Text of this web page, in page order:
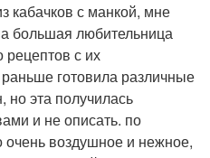
кабачков с манкой, мне
большая любительница
рецептов с их
готовила различные
но эта получилась
и не описать. по
воздушное и нежное,